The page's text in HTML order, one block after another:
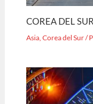
COREA DEL
Asia,Corea del Sur/